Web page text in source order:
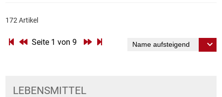
LEBENSMITTEL
172 Artikel
Seite 1 von 9